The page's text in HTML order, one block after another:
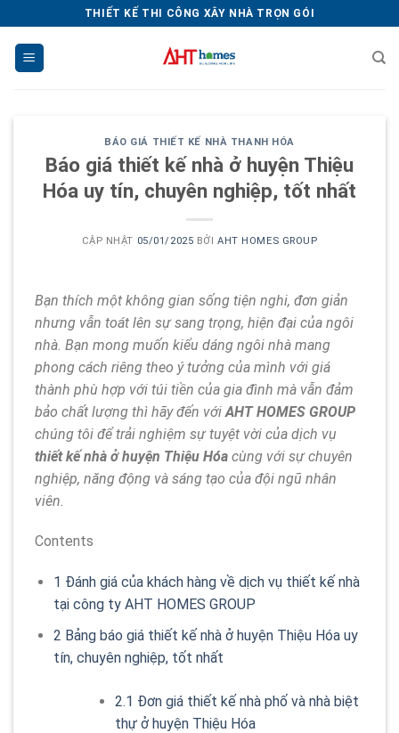
dung
THIẾT KẾ THI CÔNG XÂY NHÀ TRỌN GÓI
BÁO GIÁ THIẾT KẾ NHÀ THANH HÓA
Báo giá thiết kế nhà ở huyện Thiệu
Hóa uy tín, chuyên nghiệp, tốt nhất
CẬP NHẬT 05/01/2025 BỞIAHT HOMES GROUP
Bạn thích một không gian sống tiện nghi, đơn giản
nhưng vẫn toát lên sự sang trọng, hiện đại của ngôi
nhà. Bạn mong muốn kiểu dáng ngôi nhà mang
phong cách riêng theo ý tưởng của mình với giá
thành phù hợp với túi tiền của gia đình mà vẫn đảm
bảo chất lượng thì hãy đến với AHT HOMES GROUP
chúng tôi để trải nghiệm sự tuyệt vời của dịch vụ
thiết kế nhà ở huyện Thiệu Hóa cùng với sự chuyên
nghiệp, năng động và sáng tạo của đội ngũ nhân
viên.
Contents
1 Đánh giá của khách hàng về dịch vụ thiết kế nhà
tại công ty AHT HOMES GROUP
2 Bảng báo giá thiết kế nhà ở huyện Thiệu Hóa uy
tín, chuyên nghiệp, tốt nhất
2.1 Đơn giá thiết kế nhà phố và nhà biệt
thự ở huyện Thiệu Hóa